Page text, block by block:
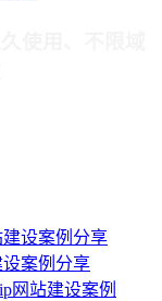
设案例分享
案例分享
网站建设案例